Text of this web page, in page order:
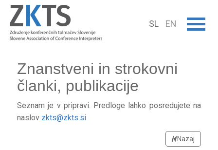
SL EN
Znanstveni in strokovni
članki, publikacije
Seznam je v pripravi. Predloge lahko posredujete na
naslov zkts@zkts.si
Nazaj